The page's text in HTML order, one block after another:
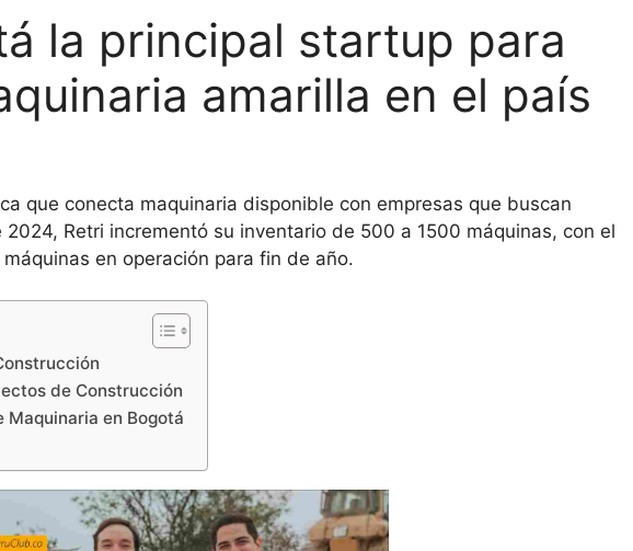
la principal startup para
amarilla en el país
que conecta maquinaria disponible con empresas que buscan
Retri incrementó su inventario de 500 a 1500 máquinas, con el
en operación para fin de año.
de Construcción
Maquinaria en Bogotá